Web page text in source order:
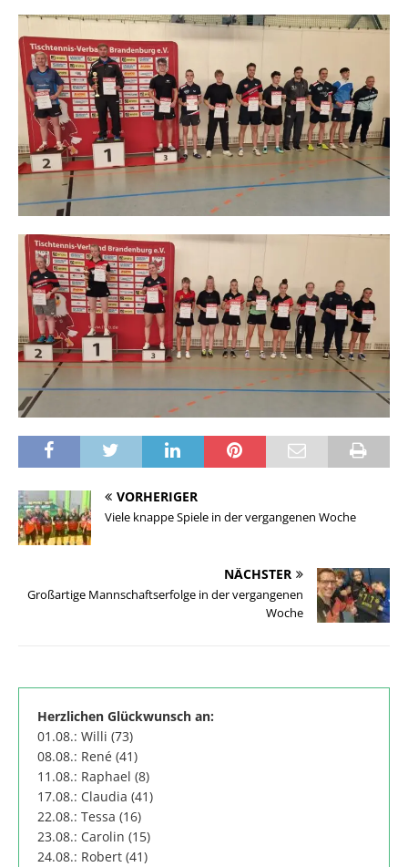
VORHERIGER
Viele knappe Spiele in der vergangenen Woche
NÄCHSTER
Großartige Mannschaftserfolge in der vergangenen
Woche
Herzlichen Glückwunsch an:
01.08.: Willi (73)
08.08.: René (41)
11.08.: Raphael (8)
17.08.: Claudia (41)
22.08.: Tessa (16)
23.08.: Carolin (15)
24.08.: Robert (41)